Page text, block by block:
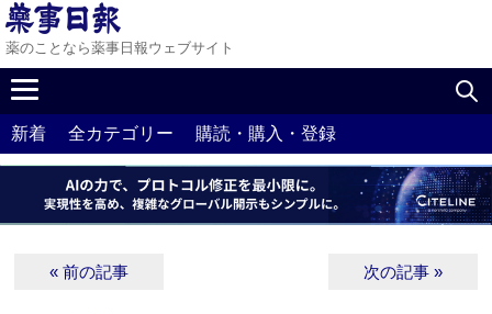
薬のことなら薬事日報ウェブサイト
新着 全カテゴリー 購読・購入・登録
« 前の記事 次の記事 »